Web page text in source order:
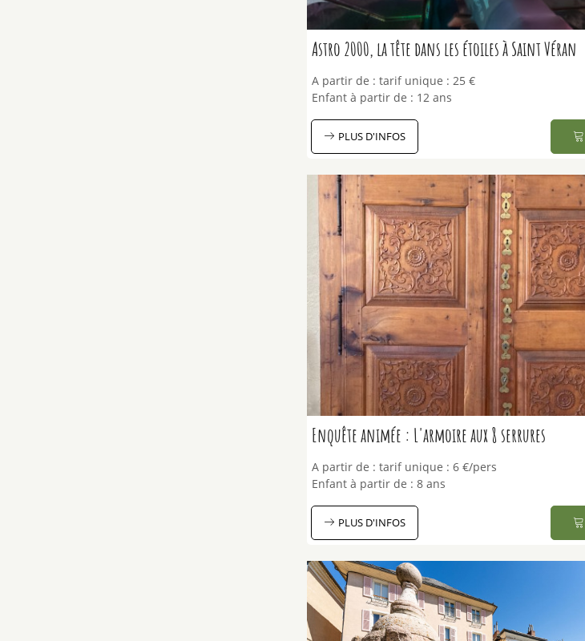
Astro 2000, la tête dans les étoiles à Saint Véran
A partir de : tarif unique : 25 €
Enfant à partir de : 12 ans
PLUS D'INFOS
Enquête animée : L'armoire aux 8 serrures
A partir de : tarif unique : 6 €/pers
Enfant à partir de : 8 ans
PLUS D'INFOS